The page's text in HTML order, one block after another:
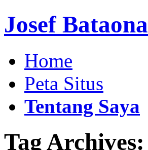
Josef Bataona
Home
Peta Situs
Tentang Saya
Tag Archives: